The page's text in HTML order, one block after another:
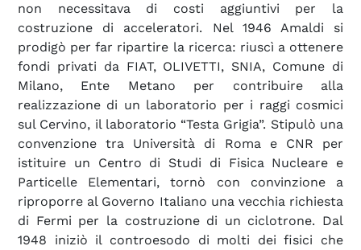
non necessitava di costi aggiuntivi per la
costruzione di acceleratori. Nel 1946 Amaldi si
prodigò per far ripartire la ricerca: riuscì a ottenere
fondi privati da FIAT, OLIVETTI, SNIA, Comune di
Milano, Ente Metano per contribuire alla
realizzazione di un laboratorio per i raggi cosmici
sul Cervino, il laboratorio “Testa Grigia”. Stipulò una
convenzione tra Università di Roma e CNR per
istituire un Centro di Studi di Fisica Nucleare e
Particelle Elementari, tornò con convinzione a
riproporre al Governo Italiano una vecchia richiesta
di Fermi per la costruzione di un ciclotrone. Dal
1948 iniziò il controesodo di molti dei fisici che